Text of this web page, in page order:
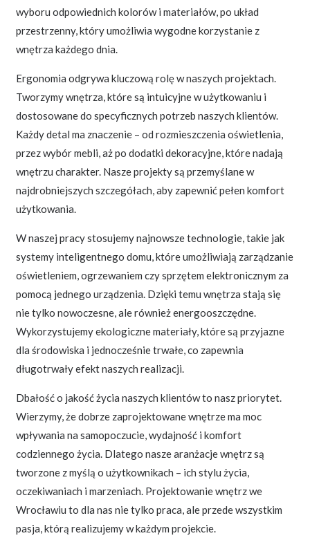
wyboru odpowiednich kolorów i materiałów, po układ
przestrzenny, który umożliwia wygodne korzystanie z
wnętrza każdego dnia.
Ergonomia odgrywa kluczową rolę w naszych projektach.
Tworzymy wnętrza, które są intuicyjne w użytkowaniu i
dostosowane do specyficznych potrzeb naszych klientów.
Każdy detal ma znaczenie – od rozmieszczenia oświetlenia,
przez wybór mebli, aż po dodatki dekoracyjne, które nadają
wnętrzu charakter. Nasze projekty są przemyślane w
najdrobniejszych szczegółach, aby zapewnić pełen komfort
użytkowania.
W naszej pracy stosujemy najnowsze technologie, takie jak
systemy inteligentnego domu, które umożliwiają zarządzanie
oświetleniem, ogrzewaniem czy sprzętem elektronicznym za
pomocą jednego urządzenia. Dzięki temu wnętrza stają się
nie tylko nowoczesne, ale również energooszczędne.
Wykorzystujemy ekologiczne materiały, które są przyjazne
dla środowiska i jednocześnie trwałe, co zapewnia
długotrwały efekt naszych realizacji.
Dbałość o jakość życia naszych klientów to nasz priorytet.
Wierzymy, że dobrze zaprojektowane wnętrze ma moc
wpływania na samopoczucie, wydajność i komfort
codziennego życia. Dlatego nasze aranżacje wnętrz są
tworzone z myślą o użytkownikach – ich stylu życia,
oczekiwaniach i marzeniach. Projektowanie wnętrz we
Wrocławiu to dla nas nie tylko praca, ale przede wszystkim
pasja, którą realizujemy w każdym projekcie.